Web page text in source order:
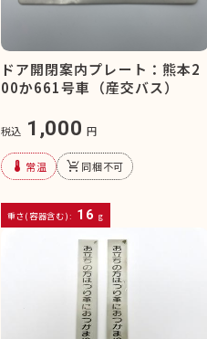
ドア開閉案内プレート：熊本2
00か661号車（産交バス）
税込 1,000 円
device_thermostat 常温 remove_shopping_cart同梱不可
重さ(容器含む): 16 g